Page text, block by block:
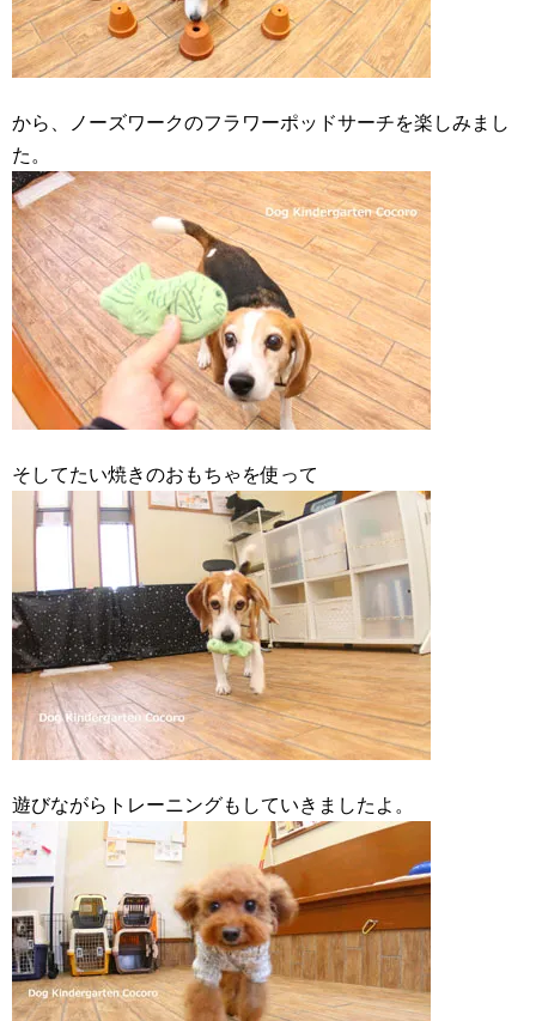
から、ノーズワークのフラワーポッドサーチを楽しみまし
た。
そしてたい焼きのおもちゃを使って
遊びながらトレーニングもしていきましたよ。